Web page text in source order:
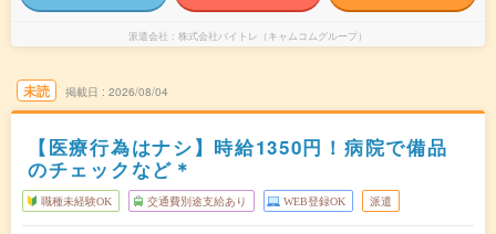
派遣会社 株式会社バイトレ（キャムコムグループ）
未読 掲載日 2026/08/04
【医療行為はナシ】時給1350円！病院で備品
のチェックなど＊
職種未経験OK 交通費別途支給あり WEB登録OK 派遣